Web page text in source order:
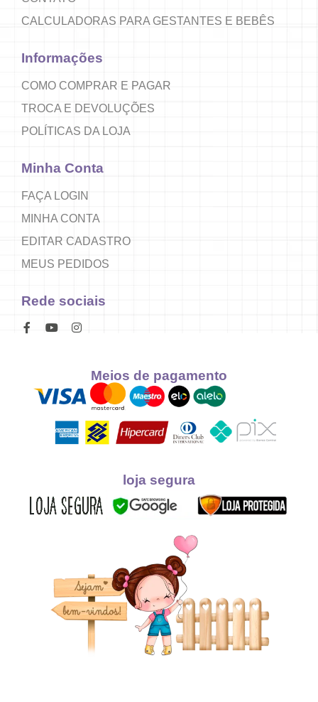
CALCULADORAS PARA GESTANTES E BEBÊS
Informações
COMO COMPRAR E PAGAR
TROCA E DEVOLUÇÕES
POLÍTICAS DA LOJA
Minha Conta
FAÇA LOGIN
MINHA CONTA
EDITAR CADASTRO
MEUS PEDIDOS
Rede sociais
Meios de pagamento
loja segura